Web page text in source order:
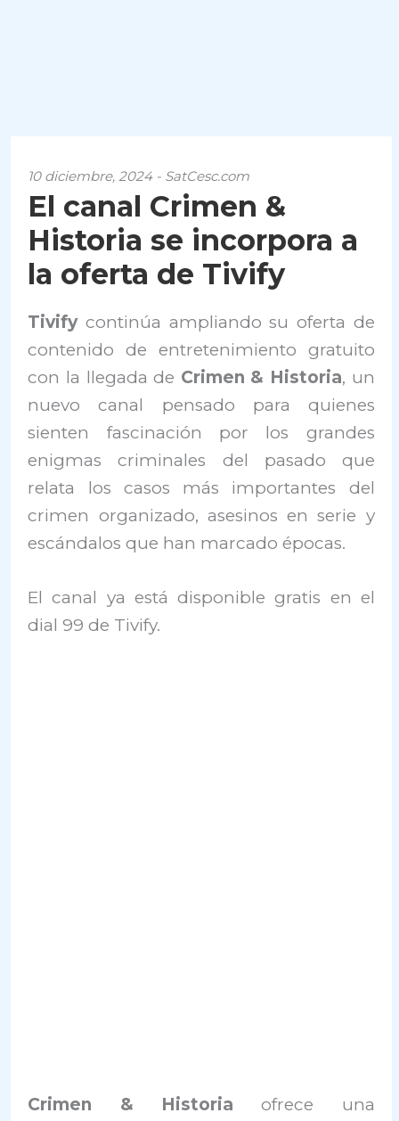
10 diciembre, 2024 - SatCesc.com
El canal Crimen &
Historia se incorpora a
la oferta de Tivify
Tivifycontinúa ampliando su oferta de
contenido de entretenimiento gratuito
con la llegada de Crimen & Historia, un
nuevo canal pensado para quienes
sienten fascinación por los grandes
enigmas criminales del pasado que
relata los casos más importantes del
crimen organizado, asesinos en serie y
escándalos que han marcado épocas.
El canal ya está disponible gratis en el
dial 99 de Tivify.
Crimen & Historia ofrece una